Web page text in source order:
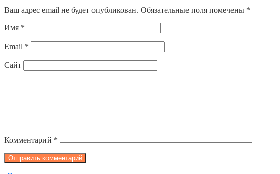
Ваш адрес email не будет опубликован. Обязательные поля помечены *
Имя *
Email *
Сайт
Комментарий *